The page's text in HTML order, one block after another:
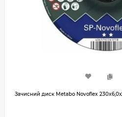
Зачисний диск Metabo Novoflex